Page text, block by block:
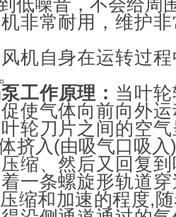
非常耐用，维护
机自身在运转过
工作原理： 当叶
使气体向前向外
轮刀片之间的空
挤入(由吸气口吸
缩、然后又回复
一条螺旋形轨道
缩和加速的程度,